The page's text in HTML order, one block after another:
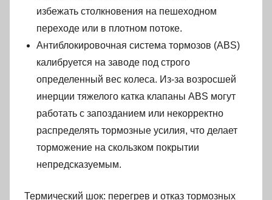
избежать столкновения на пешеходном
переходе или в плотном потоке.
Антиблокировочная система тормозов (ABS)
калибруется на заводе под строго
определенный вес колеса. Из-за возросшей
инерции тяжелого катка клапаны ABS могут
работать с запозданием или некорректно
распределять тормозные усилия, что делает
торможение на скользком покрытии
непредсказуемым.
Термический шок: перегрев и отказ тормозных